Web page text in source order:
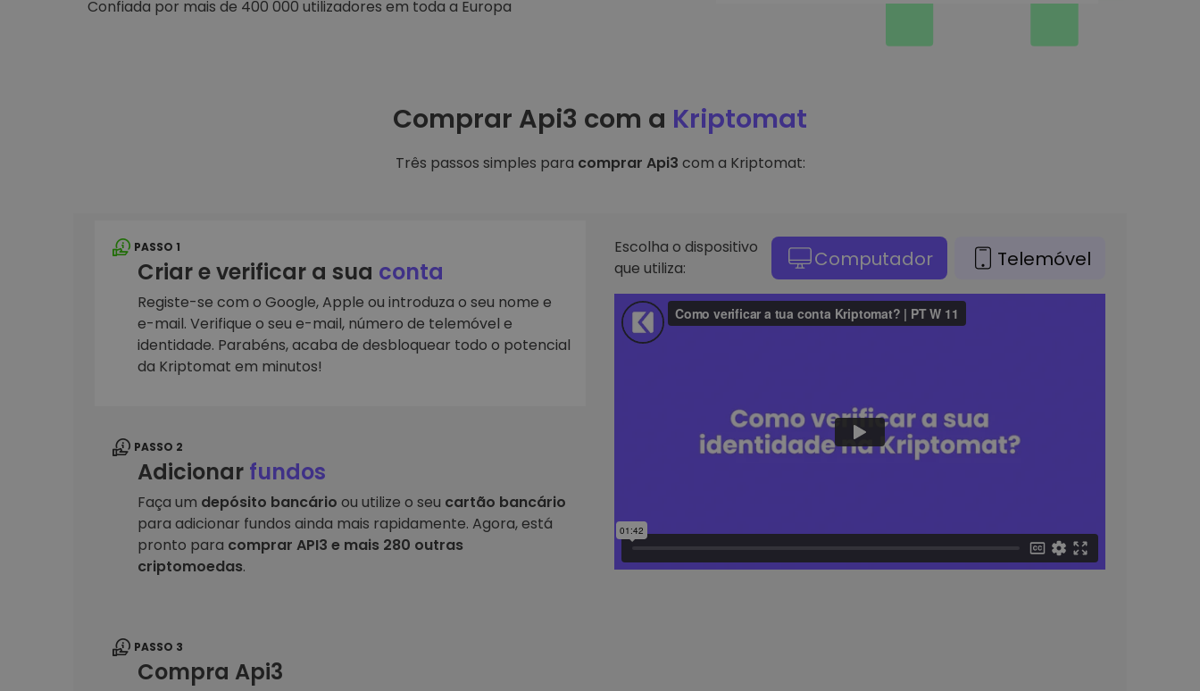
Confiada por mais de 400 000 utilizadores em toda a Europa
Comprar Api3 com a Kriptomat
Três passos simples para comprar Api3 com a Kriptomat:
PASSO 1
Criar e verificar a sua conta
Registe-se com o Google, Apple ou introduza o seu nome e
e-mail. Verifique o seu e-mail, número de telemóvel e
identidade. Parabéns, acaba de desbloquear todo o potencial
da Kriptomat em minutos!
PASSO 2
Adicionar fundos
Faça um depósito bancário ou utilize o seu cartão bancário
para adicionar fundos ainda mais rapidamente. Agora, está
pronto para comprar API3 e mais 280 outras
criptomoedas.
PASSO 3
Compra Api3
Escolha o dispositivo
que utiliza:
Computador Telemóvel